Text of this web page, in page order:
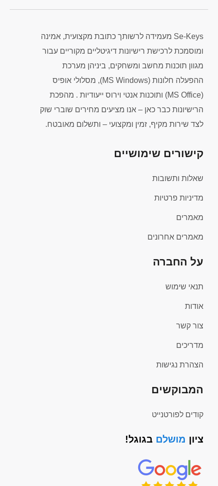
Se-Keys מעמידה לרשותך כתובת מקצועית, אמינה
ומוסמכת לרכישת רישיונות דיגיטליים מקוריים עבור
מגוון תוכנות מחשב ומשחקים, ביניהן מערכת
ההפעלה חלונות (MS Windows), מסלולי אופיס
(MS Office) ותוכנות אנטי וירוס ייעודיות . מהפכת
הרישיונות כבר כאן – אנו מציעים מחירים שוברי שוק
לצד שירות מקיף, זמין ומקצועי – ותשלום מאובטח.
קישורים שימושיים
שאלות ותשובות
מדיניות פרטיות
מאמרים
מאמרים אחרונים
על החברה
תנאי שימוש
אודות
צור קשר
מדריכים
הצהרת נגישות
המבוקשים
קודים לפורטנייט
ציון מושלם בגוגל!